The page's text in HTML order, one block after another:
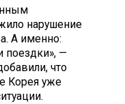
нарушение
А именно:
поездки», —
что
Корея уже